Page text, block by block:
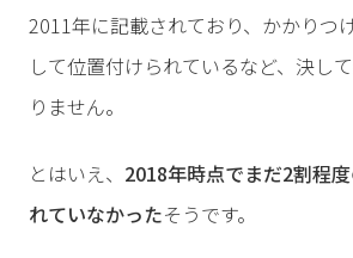
2011年に記載されており、かかりつ
して位置付けられているなど、決し
りません。
とはいえ、 2018年時点でまだ2割程
れていなかったそうです。